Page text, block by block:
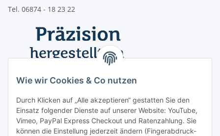
Tel. 06874 - 18 23 22
Wie wir Cookies & Co nutzen
Durch Klicken auf „Alle akzeptieren“ gestatten Sie den
Einsatz folgender Dienste auf unserer Website: YouTube,
Vimeo, PayPal Express Checkout und Ratenzahlung. Sie
können die Einstellung jederzeit ändern (Fingerabdruck-